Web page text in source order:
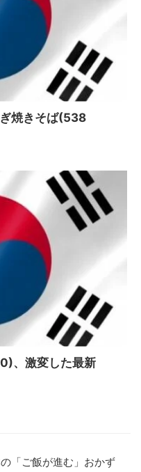
ぎ焼きそば(538
、激変した最新
の「ご飯が進む」おかず